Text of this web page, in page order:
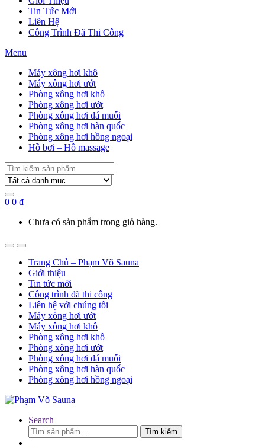
Tin Tức Mới
Liên Hệ
Công Trình Đã Thi Công
Menu
Máy xông hơi khô
Máy xông hơi ướt
Phòng xông hơi khô
Phòng xông hơi ướt
Phòng xông hơi đá muối
Phòng xông hơi hàn quốc
Phòng xông hơi hồng ngoại
Hồ bơi – Hồ massage
Search
for:
0 0 ₫
Chưa có sản phẩm trong giỏ hàng.
Trang Chủ – Phạm Võ Sauna
Giới thiệu
Tin tức mới
Công trình đã thi công
Liên hệ với chúng tôi
Máy xông hơi ướt
Máy xông hơi khô
Phòng xông hơi khô
Phòng xông hơi ướt
Phòng xông hơi đá muối
Phòng xông hơi hàn quốc
Phòng xông hơi hồng ngoại
Search
Tìm
kiếm:
Tìm kiếm